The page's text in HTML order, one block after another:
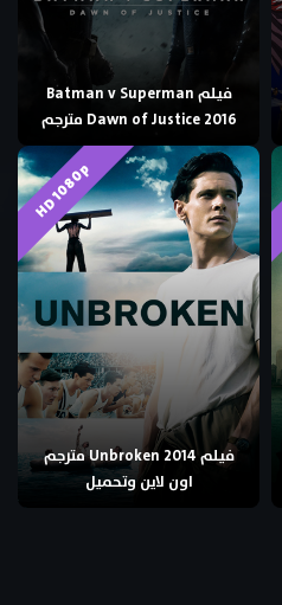
فيلم Batman v Superman
Dawn of Justice 2016 مترجم
HD 1080p
فيلم Unbroken 2014 مترجم
اون لاين وتحميل